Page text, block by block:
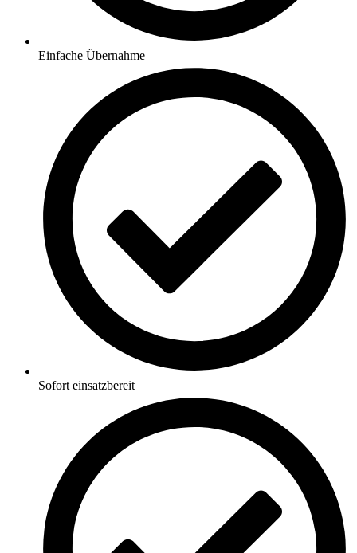
Einfache Übernahme
Sofort einsatzbereit